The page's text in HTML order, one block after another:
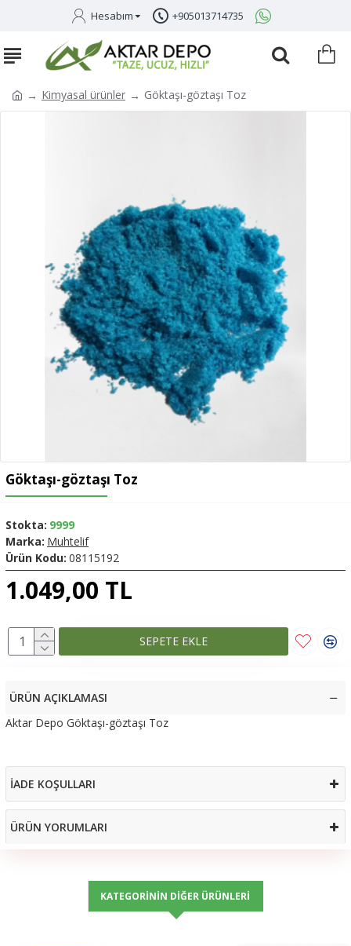
Hesabım +905013714735
Kimyasal ürünler Göktaşı-göztaşı Toz
Göktaşı-göztaşı Toz
1.049,00 TL
Stokta: 9999
Marka: Muhtelif
Ürün Kodu: 08115192
SEPETE EKLE
ÜRÜN AÇIKLAMASI
Aktar Depo Göktaşı-göztaşı Toz
İADE KOŞULLARI
ÜRÜN YORUMLARI
KATEGORININ DIĞER ÜRÜNLERI